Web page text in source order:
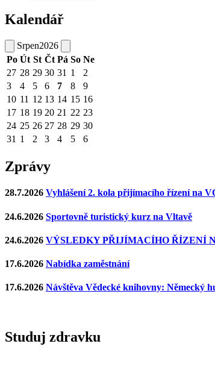
Kalendář
Srpen2026
Po Út St Čt Pá So Ne
27 28 29 30 31 1
2
3
4 5 6 7 8
9
10 11 12 13 14 15 16
17 18 19 20 21 22 23
24 25 26 27 28 29 30
31 1 2 3 4 5 6
Zprávy
28.7.2026 Vyhlášení 2. kola přijímacího řízení na
24.6.2026 Sportovně turistický kurz na Vltavě
24.6.2026 VÝSLEDKY PŘIJÍMACÍHO ŘÍZENÍ
17.6.2026 Nabídka zaměstnání
17.6.2026 Návštěva Vědecké knihovny: Německý
Studuj zdravku